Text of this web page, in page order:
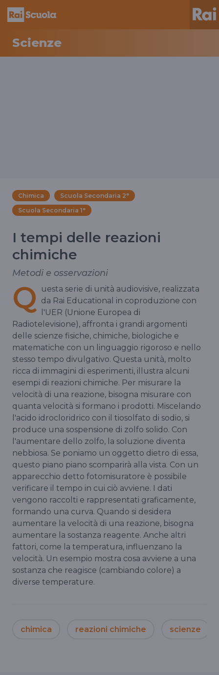
Scienze
Chimica
Scuola Secondaria 2°
Scuola Secondaria 1°
I tempi delle reazioni
chimiche
Metodi e osservazioni
Q
uesta serie di unità audiovisive, realizzata
da Rai Educational in coproduzione con
l'UER (Unione Europea di
Radiotelevisione), affronta i grandi argomenti
delle scienze fisiche, chimiche, biologiche e
matematiche con un linguaggio rigoroso e nello
stesso tempo divulgativo. Questa unità, molto
ricca di immagini di esperimenti, illustra alcuni
esempi di reazioni chimiche. Per misurare la
velocità di una reazione, bisogna misurare con
quanta velocità si formano i prodotti. Miscelando
l'acido idrocloridrico con il tiosolfato di sodio, si
produce una sospensione di zolfo solido. Con
l'aumentare dello zolfo, la soluzione diventa
nebbiosa. Se poniamo un oggetto dietro di essa,
questo piano piano scomparirà alla vista. Con un
apparecchio detto fotomisuratore è possibile
verificare il tempo in cui ciò avviene. I dati
vengono raccolti e rappresentati graficamente,
formando una curva. Quando si desidera
aumentare la velocità di una reazione, bisogna
aumentare la sostanza reagente. Anche altri
fattori, come la temperatura, influenzano la
velocità. Un esempio mostra cosa avviene a una
sostanza che reagisce (cambiando colore) a
diverse temperature.
chimica reazioni chimiche scienze